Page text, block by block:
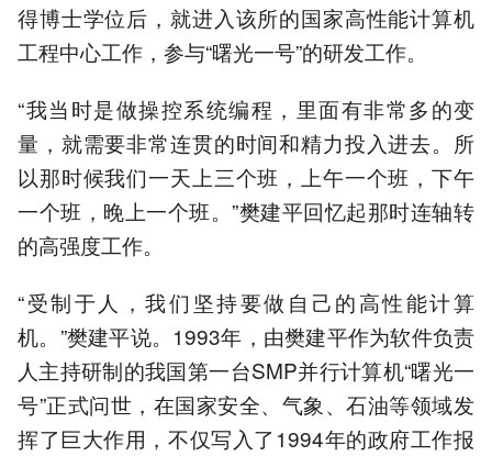
得博士学位后，就进入该所的国家高性能计算机
工程中心工作，参与“曙光一号”的研发工作。
“我当时是做操控系统编程，里面有非常多的变
量，就需要非常连贯的时间和精力投入进去。所
以那时候我们一天上三个班，上午一个班，下午
一个班，晚上一个班。”樊建平回忆起那时连轴转
的高强度工作。
“受制于人，我们坚持要做自己的高性能计算
机。”樊建平说。1993年，由樊建平作为软件负责
人主持研制的我国第一台SMP并行计算机“曙光一
号”正式问世，在国家安全、气象、石油等领域发
挥了巨大作用，不仅写入了1994年的政府工作报